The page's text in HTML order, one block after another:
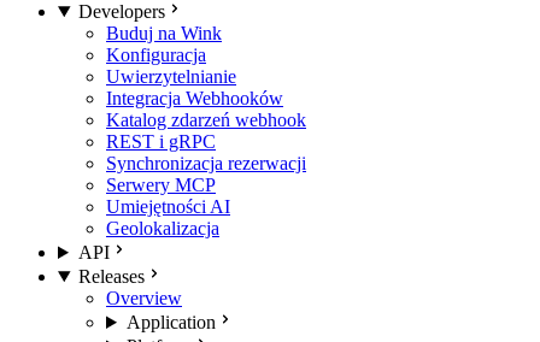
Developers
Buduj na Wink
Konfiguracja
Uwierzytelnianie
Integracja Webhooków
Katalog zdarzeń webhook
REST i gRPC
Synchronizacja rezerwacji
Serwery MCP
Umiejętności AI
Geolokalizacja
API
Releases
Overview
Application